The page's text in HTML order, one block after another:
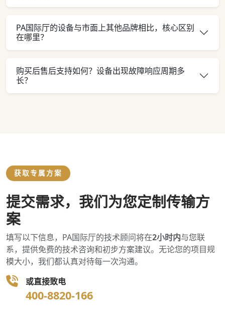
PA国际厅的设备与市面上其他品牌相比，核心区别
在哪里？
购买后售后支持如何？设备出现故障响应周期多
长？
获取专属方案
提交需求，我们为您定制传输方
案
填写以下信息，PA国际厅的技术顾问将在2小时内与您联
系，提供免费的技术咨询和初步方案建议。无论您的项目规
模大小，我们都认真对待每一次沟通。
或直接致电
400-8820-166